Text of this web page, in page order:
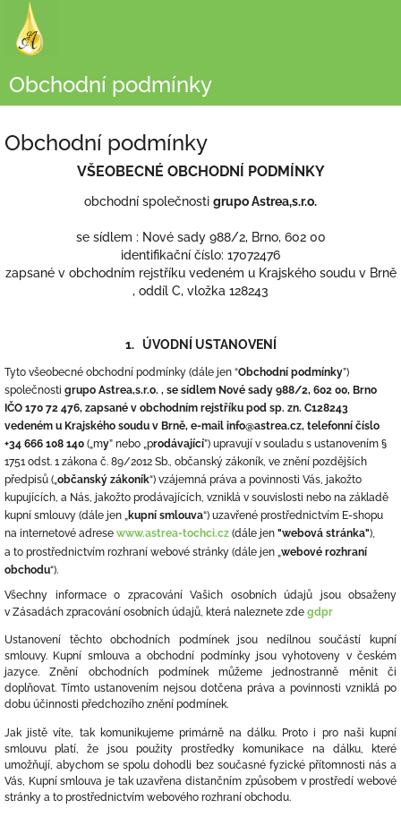
Přejít
obsah
Obchodní podmínky
Obchodní podmínky
VŠEOBECNÉ OBCHODNÍ PODMÍNKY
obchodní společnosti grupo Astrea,s.r.o.
se sídlem : Nové sady 988/2, Brno, 602 00
identifikační číslo: 17072476
zapsané v obchodním rejstříku vedeném u Krajského soudu v Brně
, oddíl C, vložka 128243
1. ÚVODNÍ USTANOVENÍ
Tyto všeobecné obchodní podmínky (dále jen “Obchodní podmínky”)
společnosti grupo Astrea,s.r.o. , se sídlem Nové sady 988/2, 602 00, Brno
IČO 170 72 476, zapsané v obchodním rejstříku pod sp. zn. C128243
vedeném u Krajského soudu v Brně, e-mail info@astrea.cz, telefonní číslo
+34 666 108 140 („my” nebo „prodávající”) upravují v souladu s ustanovením §
1751 odst. 1 zákona č. 89/2012 Sb., občanský zákoník, ve znění pozdějších
předpisů („občanský zákoník“) vzájemná práva a povinnosti Vás, jakožto
kupujících, a Nás, jakožto prodávajících, vzniklá v souvislosti nebo na základě
kupní smlouvy (dále jen „kupní smlouva“) uzavřené prostřednictvím E-shopu
na internetové adrese www.astrea-tochci.cz (dále jen "webová stránka"),
a to prostřednictvím rozhraní webové stránky (dále jen „webové rozhraní
obchodu“).
Všechny informace o zpracování Vašich osobních údajů jsou obsaženy
v Zásadách zpracování osobních údajů, která naleznete zde gdpr
Ustanovení těchto obchodních podmínek jsou nedílnou součástí kupní
smlouvy. Kupní smlouva a obchodní podmínky jsou vyhotoveny v českém
jazyce. Znění obchodních podmínek můžeme jednostranně měnit či
doplňovat. Tímto ustanovením nejsou dotčena práva a povinnosti vzniklá po
dobu účinnosti předchozího znění podmínek.
Jak jistě víte, tak komunikujeme primárně na dálku. Proto i pro naši kupní
smlouvu platí, že jsou použity prostředky komunikace na dálku, které
umožňují, abychom se spolu dohodli bez současné fyzické přítomnosti nás a
Vás, Kupní smlouva je tak uzavřena distančním způsobem v prostředí webové
stránky a to prostřednictvím webového rozhraní obchodu.